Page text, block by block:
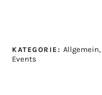
KATEGORIE: Allgemein,
Events